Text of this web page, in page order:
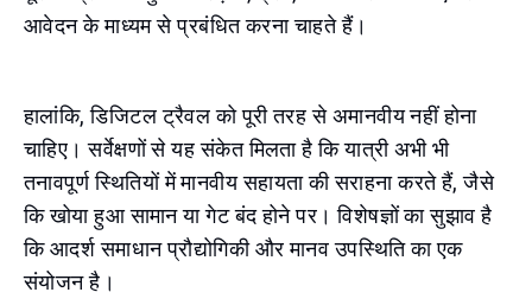
आवेदन के माध्यम से प्रबंधित करना चाहते हैं।
हालांकि, डिजिटल ट्रैवल को पूरी तरह से अमानवीय नहीं होना
चाहिए। सर्वेक्षणों से यह संकेत मिलता है कि यात्री अभी भी
तनावपूर्ण स्थितियों में मानवीय सहायता की सराहना करते हैं, जैसे
कि खोया हुआ सामान या गेट बंद होने पर। विशेषज्ञों का सुझाव है
कि आदर्श समाधान प्रौद्योगिकी और मानव उपस्थिति का एक
संयोजन है।